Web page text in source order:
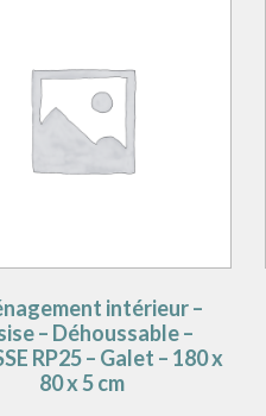
intérieur –
– Déhoussable –
RP25 – Galet – 180 x
80 x 5 cm